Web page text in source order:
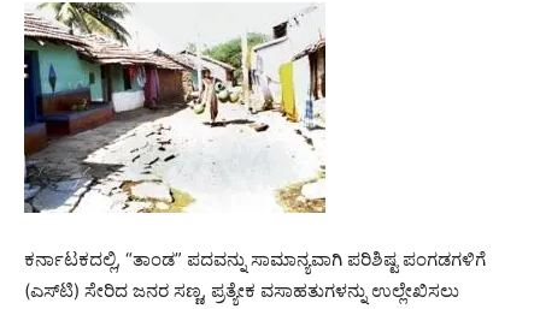
ಕರ್ನಾಟಕದಲ್ಲಿ, “ತಾಂಡ” ಪದವನ್ನು ಸಾಮಾನ್ಯವಾಗಿ ಪರಿಶಿಷ್ಟ ಪಂಗಡಗಳಿಗೆ
(ಎಸ್‌ಟಿ) ಸೇರಿದ ಜನರ ಸಣ್ಣ, ಪ್ರತ್ಯೇಕ ವಸಾಹತುಗಳನ್ನು ಉಲ್ಲೇಖಿಸಲು